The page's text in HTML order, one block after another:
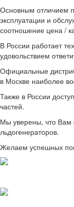
Основным отличием
эксплуатации и
соотношение цена /
В России работает
удовольствием
Официальные
в Москве наиболее
Также в России
частей.
Мы уверены, что Вам
льдогенераторов.
Желаем успешных